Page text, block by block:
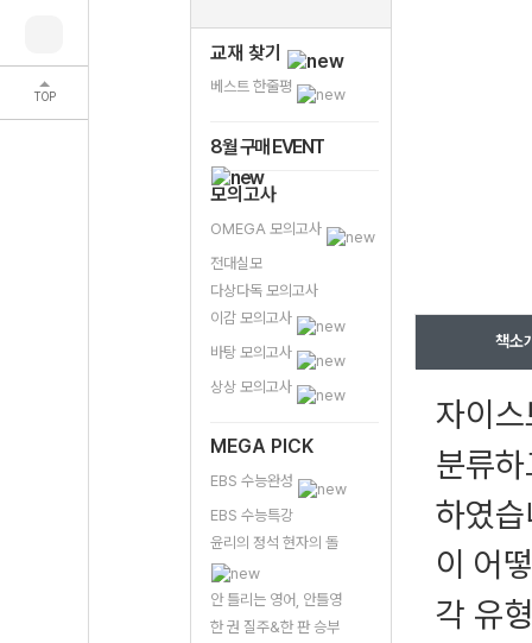
TOP
교재 찾기
베스트 한줄평
8월 구매 EVENT
모의고사
OMEGA 모의고사
전대실모
다상다독 모의고사
이감 모의고사
바탕 모의고사
상상 모의고사
MEGA PICK
EBS 수능완성
EBS 수능특강
윤리의 정석 현자의 돌
안 틀리는 영어, 안틀영
한 권 질주&한 판 승부
책소
자이
분류
하였
이 어
각 유